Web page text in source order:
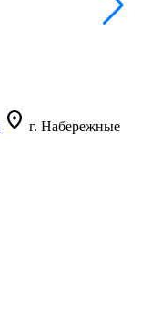
location_on г. Набережные